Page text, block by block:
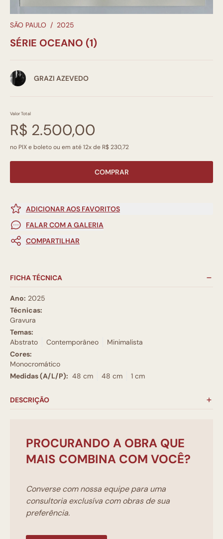
SÃO PAULO / 2025
SÉRIE OCEANO (1)
GRAZI AZEVEDO
Valor Total
R$ 2.500,00
no PIX e boleto ou em até 12x de R$ 230,72
COMPRAR
ADICIONAR AOS FAVORITOS
FALAR COM A GALERIA
COMPARTILHAR
FICHA TÉCNICA
Ano: 2025
Técnicas:
Gravura
Temas:
Abstrato
Contemporâneo
Minimalista
Cores:
Monocromático
Medidas (A/L/P): 48 cm 48 cm 1 cm
DESCRIÇÃO
PROCURANDO A OBRA QUE
MAIS COMBINA COM VOCÊ?
Converse com nossa equipe para uma
consultoria exclusíva com obras de sua
preferência.